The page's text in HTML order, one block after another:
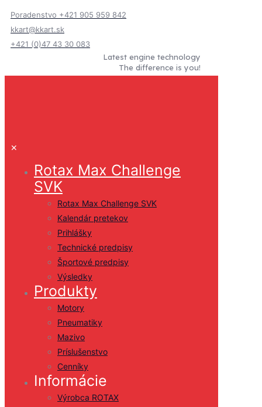
Poradenstvo +421 905 959 842
kkart@kkart.sk
+421 (0)47 43 30 083
Latest engine technology
The difference is you!
✕
Rotax Max Challenge
SVK
Rotax Max Challenge SVK
Kalendár pretekov
Prihlášky
Technické predpisy
Športové predpisy
Výsledky
Produkty
Motory
Pneumatiky
Mazivo
Príslušenstvo
Cenníky
Informácie
Výrobca ROTAX